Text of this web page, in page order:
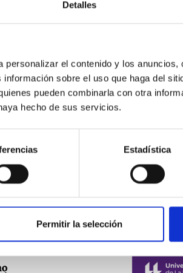
Detalles
personalizar el contenido y los
sobre el uso que haga del
pueden combinarla con otra
hecho de sus servicios.
Estadística
Permitir la selección